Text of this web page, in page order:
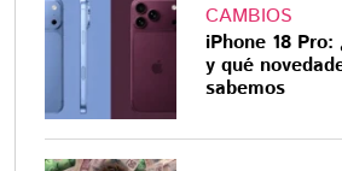
CAMBIOS
iPhone 18
y qué
sabemos